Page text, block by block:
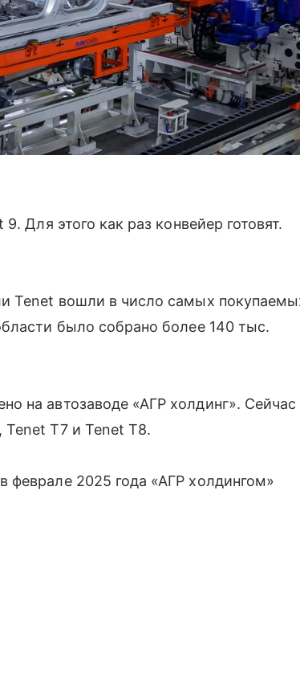
Для этого как раз конвейер готовят.
Tenet вошли в число самых
было собрано более 140 тыс.
на автозаводе «АГР холдинг». Сейчас
T7 и Tenet T8.
феврале 2025 года «АГР холдингом»